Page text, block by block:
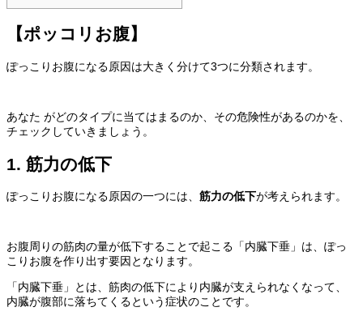
【ポッコリお腹】
ぽっこりお腹になる原因は大きく分けて3つに分類されます。
あなた がどのタイプに当てはまるのか、その危険性があるのかを、
チェックしていきましょう。
1. 筋力の低下
ぽっこりお腹になる原因の一つには、 筋力の低下が考えられます。
お腹周りの筋肉の量が低下することで起こる「内臓下垂」は、 ぽっ
こりお腹を作り出す要因となります。
「内臓下垂」とは、筋肉の低下により内臓が支えられなくなって、
内臓が腹部に落ちてくるという症状のことです。